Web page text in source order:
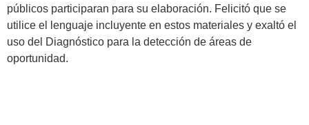
públicos participaran para su elaboración. Felicitó que se
utilice el lenguaje incluyente en estos materiales y exaltó el
uso del Diagnóstico para la detección de áreas de
oportunidad.